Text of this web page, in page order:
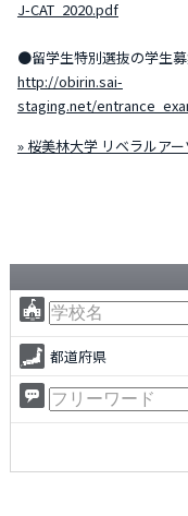
J-CAT_2020.pdf
●留学生特別選抜の学生募
http://obirin.sai-
staging.net/
» 桜美林大学 リベラルア
都道府県